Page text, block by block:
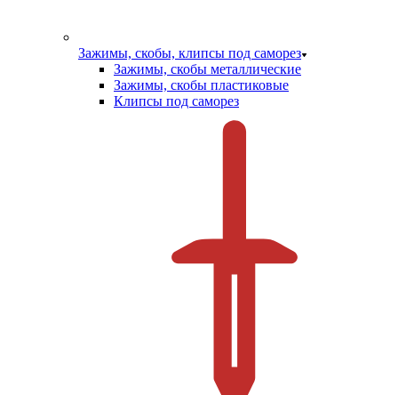
Зажимы, скобы, клипсы под саморез
Зажимы, скобы металлические
Зажимы, скобы пластиковые
Клипсы под саморез